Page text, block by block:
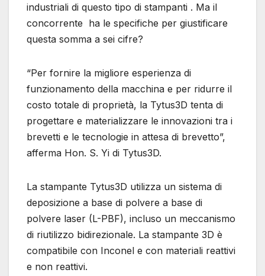
industriali di questo tipo di stampanti . Ma il
concorrente ha le specifiche per giustificare
questa somma a sei cifre?
“Per fornire la migliore esperienza di
funzionamento della macchina e per ridurre il
costo totale di proprietà, la Tytus3D tenta di
progettare e materializzare le innovazioni tra i
brevetti e le tecnologie in attesa di brevetto”,
afferma Hon. S. Yi di Tytus3D.
La stampante Tytus3D utilizza un sistema di
deposizione a base di polvere a base di
polvere laser (L-PBF), incluso un meccanismo
di riutilizzo bidirezionale. La stampante 3D è
compatibile con Inconel e con materiali reattivi
e non reattivi.